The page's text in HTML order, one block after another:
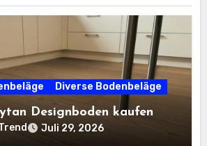
Diverse Bodenbeläge
Designboden kaufen
Juli 29, 2026